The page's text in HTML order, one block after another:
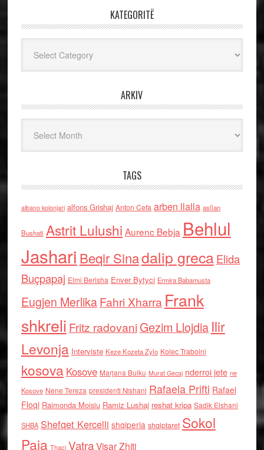
KATEGORITË
ARKIV
TAGS
albano kolonjari alfons Grishaj Anton Cefa arben llalla asllan
Bushati Astrit Lulushi Aurenc Bebja Behlul
Jashari Beqir Sinadalip grecaElida
Buçpapaj Elmi Berisha Enver Bytyci Ermira Babamusta
Eugjen MerlikaFahri Xharra Frank
shkreli Fritz radovaniGezim Llojdia Ilir
Levonja Interviste Keze Kozeta Zylo Kolec Traboini
kosova Kosove Marjana Bulku Murat Gecaj nderroi jete ne
Kosove Nene Tereza presidenti Nishani Rafaela Prifti Rafael
Floqi Raimonda Moisiu Ramiz Lushaj reshat kripa Sadik Elshani
SHBA Shefqet Kercelli shqiperia shqiptaret Sokol
Paja Thaci VatraVisar Zhiti